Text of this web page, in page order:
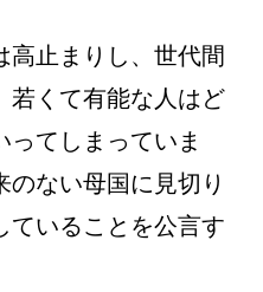
高止まりし、世代間
若くて有能な人はど
ってしまっていま
ない母国に見切り
ていることを公言す